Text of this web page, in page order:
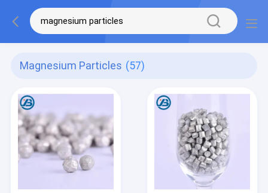
Magnesium Particles (57)